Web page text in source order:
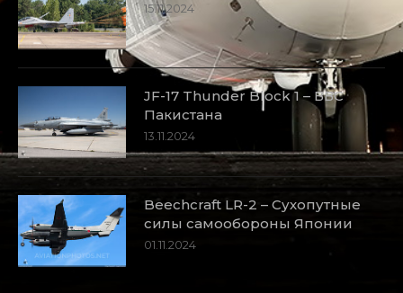
15.11.2024
JF-17 Thunder Block 1 – ВВС
Пакистана
13.11.2024
Beechcraft LR-2 – Сухопутные
силы самообороны Японии
01.11.2024